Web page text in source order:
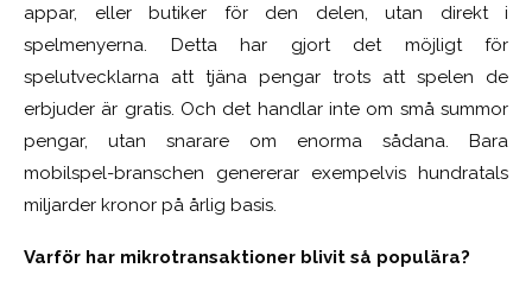
appar, eller butiker för den delen, utan direkt i
spelmenyerna. Detta har gjort det möjligt för
spelutvecklarna att tjäna pengar trots att spelen de
erbjuder är gratis. Och det handlar inte om små summor
pengar, utan snarare om enorma sådana. Bara
mobilspel-branschen genererar exempelvis hundratals
miljarder kronor på årlig basis.
Varför har mikrotransaktioner blivit så populära?